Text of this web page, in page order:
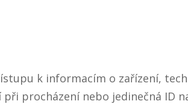
k informacím o zařízení,
procházení nebo jedinečná ID